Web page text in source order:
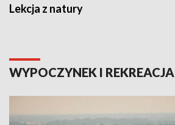
Lekcja z natury
WYPOCZYNEK I REKREACJA